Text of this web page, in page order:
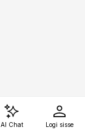
AI Chat Logi sisse